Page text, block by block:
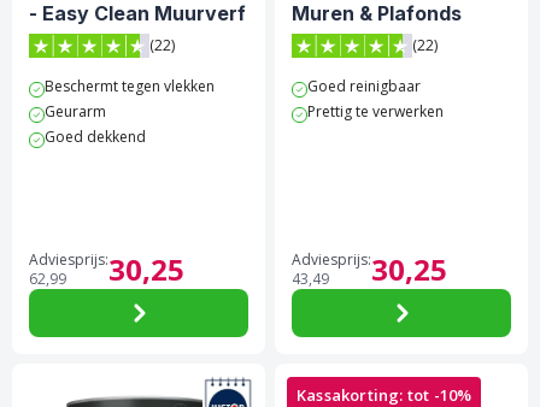
- Easy Clean Muurverf
(22)
Beschermt tegen vlekken
Geurarm
Goed dekkend
30,25
Adviesprijs:
62,99
Muren & Plafonds
Muurverf - Wit
(22)
Goed reinigbaar
Prettig te verwerken
30,25
Adviesprijs:
43,49
Kassakorting: tot -10%